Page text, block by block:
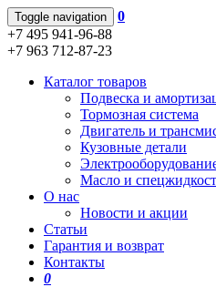
Toggle navigation
0
+7 495 941-96-88
+7 963 712-87-23
Каталог товаров
Подвеска и
Тормозная система
Двигатель и
Кузовные детали
Масло и
О нас
Новости и акции
Статьи
Гарантия и возврат
Контакты
0